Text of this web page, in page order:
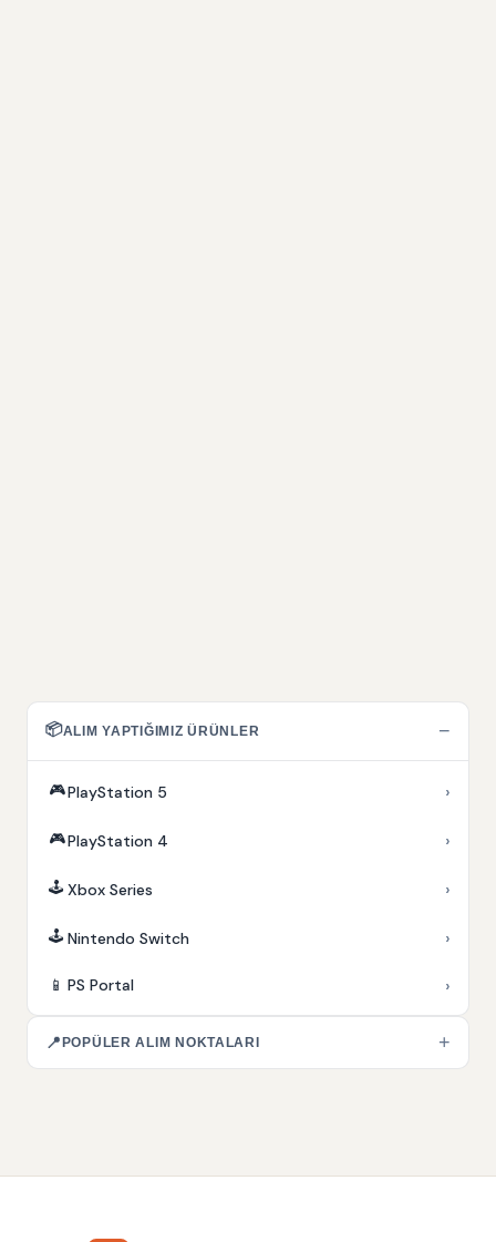
📦ALIM YAPTIĞIMIZ ÜRÜNLER −
🎮PlayStation 5 ›
🎮PlayStation 4 ›
🕹️ Xbox Series ›
🕹️ Nintendo Switch ›
📱 PS Portal ›
📍 POPÜLER ALIM NOKTALARI +